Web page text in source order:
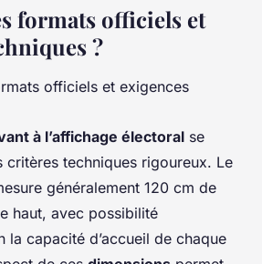
formats officiels et
?
à l’affichage électoral se
critères techniques rigoureux. Le
généralement 120 cm de
haut, avec possibilité
la capacité d’accueil de chaque